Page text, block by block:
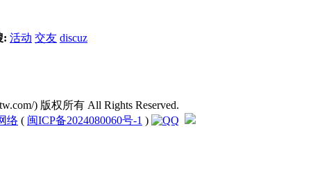
: 活动 交友 discuz
) 版权所有 All Rights Reserved.
络 ( 闽ICP备2024080060号-1 )